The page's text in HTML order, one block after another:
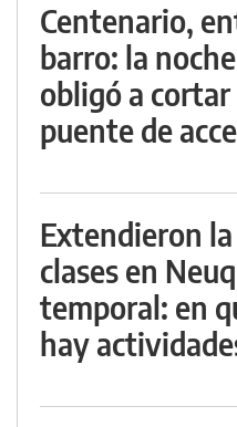
Centenario,
barro: la
obligó a cortar
puente de
Extendieron
clases en
temporal: en
hay